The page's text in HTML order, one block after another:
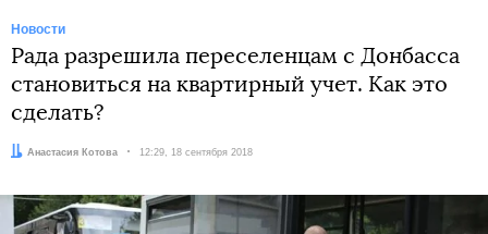
Новости
Рада разрешила переселенцам с Донбасса
становиться на квартирный учет. Как это
сделать?
Автор:
Анастасия Котова Дата:
12:29, 18 сентября 2018